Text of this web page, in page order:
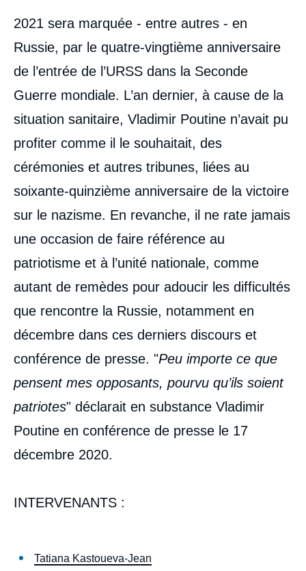
Contenu
intervention
médiatique
2021 sera marquée - entre autres - en
Russie, par le quatre-vingtième anniversaire
de l’entrée de l’URSS dans la Seconde
Guerre mondiale. L’an dernier, à cause de la
situation sanitaire, Vladimir Poutine n’avait pu
profiter comme il le souhaitait, des
cérémonies et autres tribunes, liées au
soixante-quinzième anniversaire de la victoire
sur le nazisme. En revanche, il ne rate jamais
une occasion de faire référence au
patriotisme et à l’unité nationale, comme
autant de remèdes pour adoucir les difficultés
que rencontre la Russie, notamment en
décembre dans ces derniers discours et
conférence de presse. "Peu importe ce que
pensent mes opposants, pourvu qu’ils soient
patriotes" déclarait en substance Vladimir
Poutine en conférence de presse le 17
décembre 2020.
INTERVENANTS :
Tatiana Kastoueva-Jean